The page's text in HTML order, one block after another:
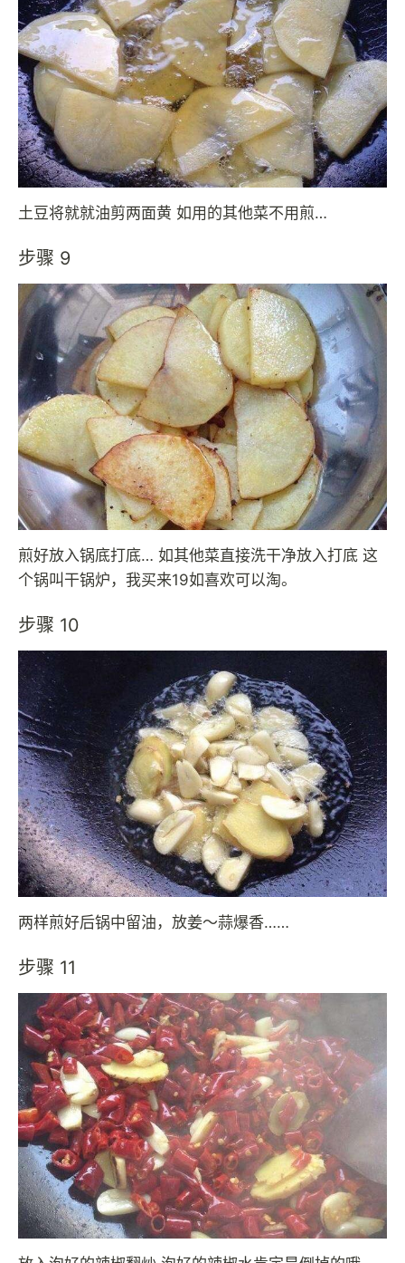
土豆将就就油剪两面黄 如用的其他菜不用煎…
步骤 9
煎好放入锅底打底… 如其他菜直接洗干净放入打底 这
个锅叫干锅炉，我买来19如喜欢可以淘。
步骤 10
两样煎好后锅中留油，放姜～蒜爆香……
步骤 11